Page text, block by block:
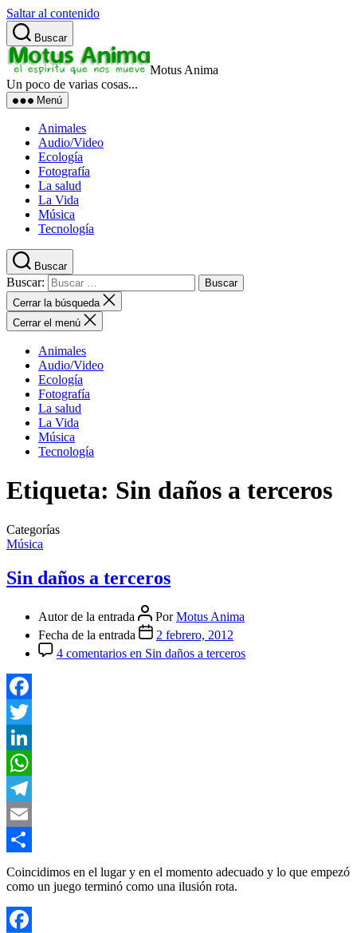
Saltar al contenido
Buscar
Motus Anima
Un poco de varias cosas...
Menú
Animales
Audio/Video
Ecología
Fotografía
La salud
La Vida
Música
Tecnología
Buscar
Buscar:
Cerrar la búsqueda
Cerrar el menú
Animales
Audio/Video
Ecología
Fotografía
La salud
La Vida
Música
Tecnología
Etiqueta: Sin daños a terceros
Categorías
Música
Sin daños a terceros
Autor de la entrada PorMotus Anima
Fecha de la entrada
2 febrero, 2012
4 comentarios en Sin daños a terceros
Facebook
Twitter
LinkedIn
WhatsApp
Telegram
Email
Compartir
Coincidimos en el lugar y en el momento adecuado y lo que empezó
como un juego terminó como una ilusión rota.